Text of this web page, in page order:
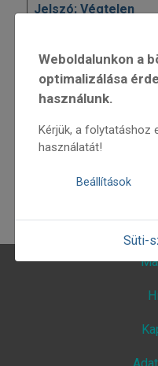
Jelszó; Végtelen
Bandázom
A népzene ünnepe
1
Weboldalunkon a
optimalizálása
használunk.
Kérjük, a folytatáshoz
használatát!
Beállítások
Süti-